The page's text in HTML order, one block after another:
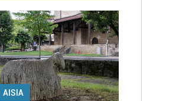
AISIA